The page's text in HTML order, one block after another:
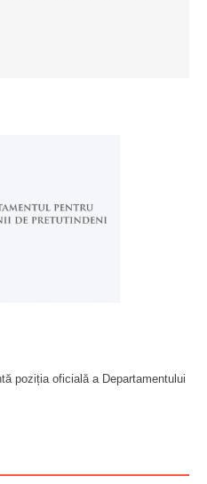
poziția oficială a Departamentului